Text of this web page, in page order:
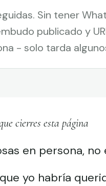
Sin tener
publicado y
- solo tarda
cierres esta página
en persona, no
yo habría